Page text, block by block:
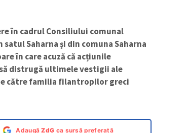
în cadrul Consiliului comunal
Saharna și din comuna Saharna
în care acuză că acțiunile
distrugă ultimele vestigii ale
către familia filantropilor greci
AdaugăZdG ca sursă preferată